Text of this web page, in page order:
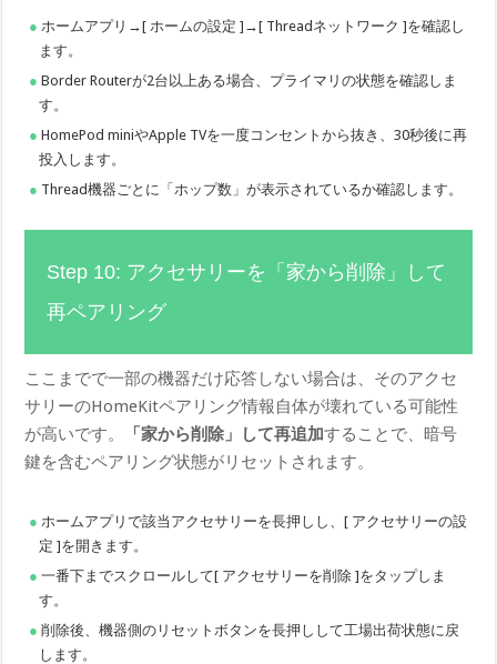
ホームアプリ→[ ホームの設定 ]→[ Threadネットワーク ]を確認し
ます。
Border Routerが2台以上ある場合、プライマリの状態を確認しま
す。
HomePod miniやApple TVを一度コンセントから抜き、30秒後に再
投入します。
Thread機器ごとに「ホップ数」が表示されているか確認します。
Step 10: アクセサリーを「家から削除」して
再ペアリング
ここまでで一部の機器だけ応答しない場合は、そのアクセ
サリーのHomeKitペアリング情報自体が壊れている可能性
が高いです。
「家から削除」して再追加することで、暗号
鍵を含むペアリング状態がリセットされます。
ホームアプリで該当アクセサリーを長押しし、[ アクセサリーの設
定 ]を開きます。
一番下までスクロールして[ アクセサリーを削除 ]をタップしま
す。
削除後、機器側のリセットボタンを長押しして工場出荷状態に戻
します。